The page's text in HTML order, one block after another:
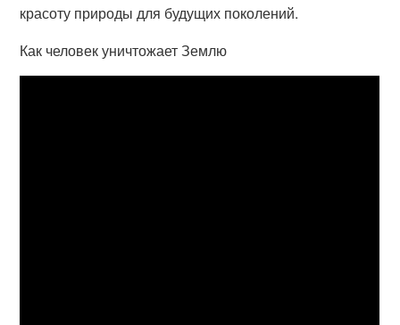
красоту природы для будущих поколений.
Как человек уничтожает Землю